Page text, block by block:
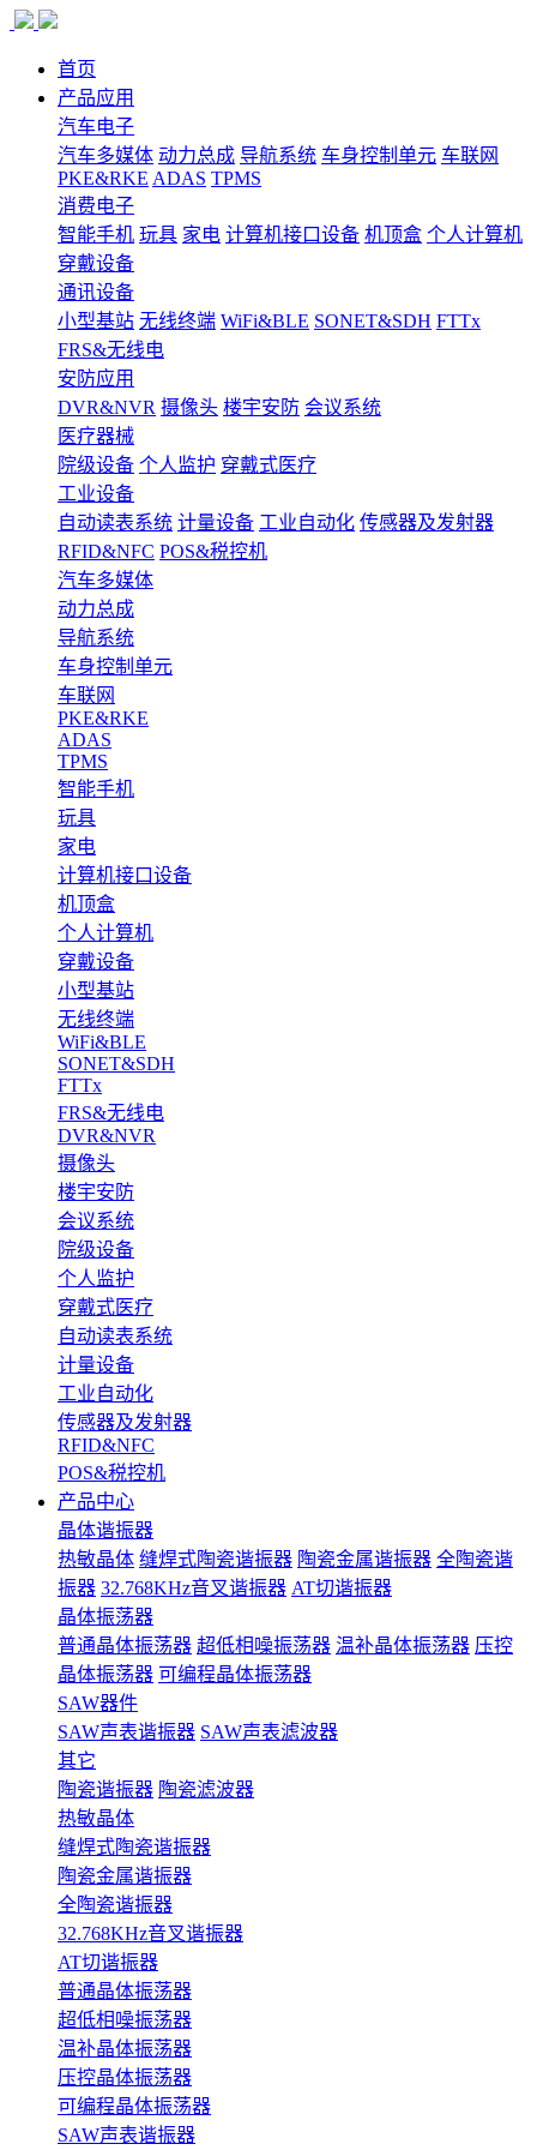
首页
产品应用
汽车电子
汽车多媒体 动力总成 导航系统 车身控制单元 车联网
PKE&RKE ADAS TPMS
消费电子
智能手机 玩具 家电 计算机接口设备 机顶盒 个人计算机
穿戴设备
通讯设备
小型基站 无线终端 WiFi&BLE SONET&SDH FTTx
FRS&无线电
安防应用
DVR&NVR 摄像头 楼宇安防 会议系统
医疗器械
院级设备 个人监护 穿戴式医疗
工业设备
自动读表系统 计量设备 工业自动化 传感器及发射器
RFID&NFC POS&税控机
汽车多媒体
动力总成
导航系统
车身控制单元
车联网
PKE&RKE
ADAS
TPMS
智能手机
玩具
家电
计算机接口设备
机顶盒
个人计算机
穿戴设备
小型基站
无线终端
WiFi&BLE
SONET&SDH
FTTx
FRS&无线电
DVR&NVR
摄像头
楼宇安防
会议系统
院级设备
个人监护
穿戴式医疗
自动读表系统
计量设备
工业自动化
传感器及发射器
RFID&NFC
POS&税控机
产品中心
晶体谐振器
热敏晶体 缝焊式陶瓷谐振器 陶瓷金属谐振器 全陶瓷谐
振器 32.768KHz音叉谐振器 AT切谐振器
晶体振荡器
普通晶体振荡器 超低相噪振荡器 温补晶体振荡器 压控
晶体振荡器 可编程晶体振荡器
SAW器件
SAW声表谐振器 SAW声表滤波器
其它
陶瓷谐振器 陶瓷滤波器
热敏晶体
缝焊式陶瓷谐振器
陶瓷金属谐振器
全陶瓷谐振器
32.768KHz音叉谐振器
AT切谐振器
普通晶体振荡器
超低相噪振荡器
温补晶体振荡器
压控晶体振荡器
可编程晶体振荡器
SAW声表谐振器